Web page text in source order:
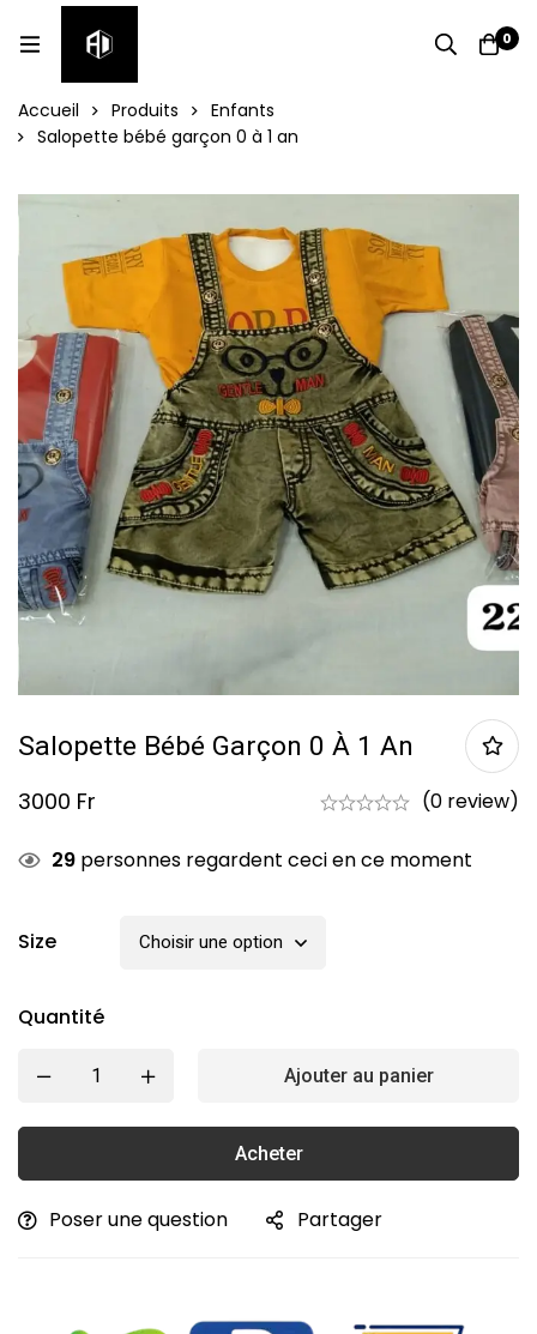
0
Accueil Produits
Enfants
Salopette bébé garçon 0 à 1 an
Salopette Bébé Garçon 0 À 1 An
3000 Fr (0 review)
29 personnes regardent ceci en ce moment
Size
Quantité
Ajouter au panier
Acheter
Poser une question Partager